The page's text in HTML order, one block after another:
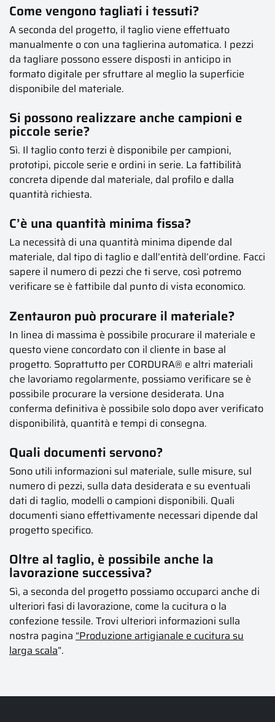
Come vengono tagliati i tessuti?
A seconda del progetto, il taglio viene effettuato
manualmente o con una taglierina automatica. I pezzi
da tagliare possono essere disposti in anticipo in
formato digitale per sfruttare al meglio la superficie
disponibile del materiale.
Si possono realizzare anche campioni e
piccole serie?
Sì. Il taglio conto terzi è disponibile per campioni,
prototipi, piccole serie e ordini in serie. La fattibilità
concreta dipende dal materiale, dal profilo e dalla
quantità richiesta.
C’è una quantità minima fissa?
La necessità di una quantità minima dipende dal
materiale, dal tipo di taglio e dall’entità dell’ordine. Facci
sapere il numero di pezzi che ti serve, così potremo
verificare se è fattibile dal punto di vista economico.
Zentauron può procurare il materiale?
In linea di massima è possibile procurare il materiale e
questo viene concordato con il cliente in base al
progetto. Soprattutto per CORDURA® e altri materiali
che lavoriamo regolarmente, possiamo verificare se è
possibile procurare la versione desiderata. Una
conferma definitiva è possibile solo dopo aver verificato
disponibilità, quantità e tempi di consegna.
Quali documenti servono?
Sono utili informazioni sul materiale, sulle misure, sul
numero di pezzi, sulla data desiderata e su eventuali
dati di taglio, modelli o campioni disponibili. Quali
documenti siano effettivamente necessari dipende dal
progetto specifico.
Oltre al taglio, è possibile anche la
lavorazione successiva?
Sì, a seconda del progetto possiamo occuparci anche di
ulteriori fasi di lavorazione, come la cucitura o la
confezione tessile. Trovi ulteriori informazioni sulla
nostra pagina “Produzione artigianale e cucitura su
larga scala”.